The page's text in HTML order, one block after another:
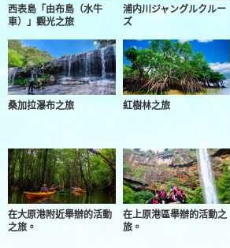
西表島「由布島（水牛
車）」觀光之旅
浦内川ジャングルクルー
ズ
桑加拉瀑布之旅 紅樹林之旅
在大原港附近舉辦的活動
之旅。
在上原港區舉辦的活動之
旅。